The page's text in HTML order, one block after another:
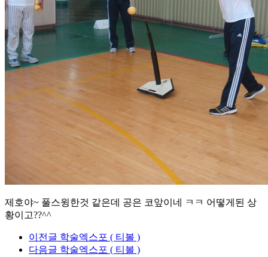
제호야~ 풀스윙한것 같은데 공은 코앞이네 ㅋㅋ 어떻게된 상
황이고??^^
이전글 학술엑스포 ( 티볼 )
다음글 학술엑스포 ( 티볼 )